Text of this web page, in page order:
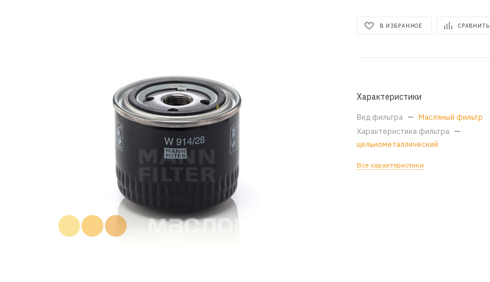
В ИЗБРАННОЕ СРАВНИТЬ
Характеристики
Вид фильтра — Масляный фильтр
Характеристика фильтра —
цельнометаллический
Все характеристики